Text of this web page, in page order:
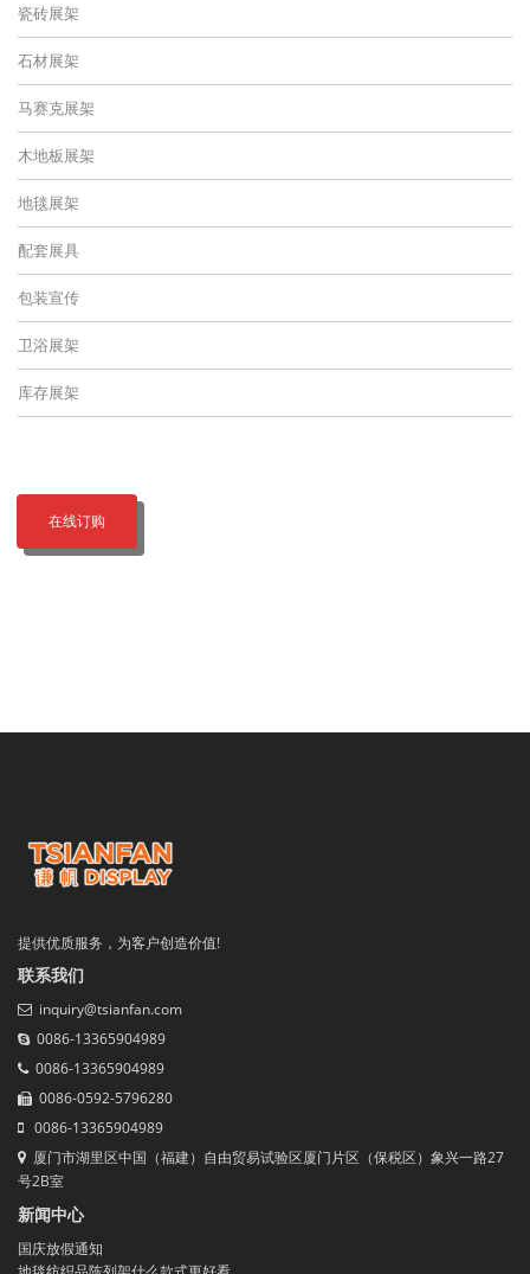
瓷砖展架
石材展架
马赛克展架
木地板展架
地毯展架
配套展具
包装宣传
卫浴展架
库存展架
在线订购
提供优质服务，为客户创造价值!
联系我们
inquiry@tsianfan.com
0086-13365904989
0086-13365904989
0086-0592-5796280
0086-13365904989
厦门市湖里区中国（福建）自由贸易试验区厦门片区（保税区）象兴一路27
号2B室
新闻中心
国庆放假通知